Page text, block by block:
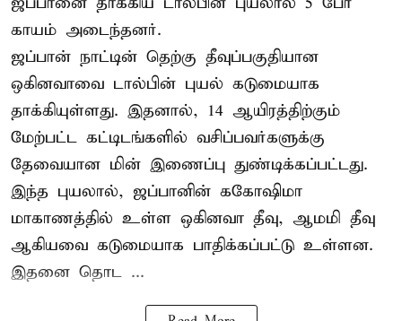
காயம் அடைந்தனர்.
ஜப்பான் நாட்டின் தெற்கு தீவுப்பகுதியான
ஒகினவாவை டால்பின் புயல் கடுமையாக
தாக்கியுள்ளது. இதனால், 14 ஆயிரத்திற்கும்
மேற்பட்ட கட்டிடங்களில் வசிப்பவர்களுக்கு
தேவையான மின் இணைப்பு துண்டிக்கப்பட்டது.
இந்த புயலால், ஜப்பானின் ககோஷிமா
மாகாணத்தில் உள்ள ஒகினவா தீவு, ஆமமி தீவு
ஆகியவை கடுமையாக பாதிக்கப்பட்டு உள்ளன.
இதனை தொட ...